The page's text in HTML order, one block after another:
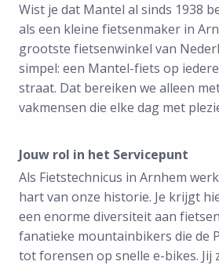
Wist je dat Mantel al sinds 1938
als een kleine fietsenmaker in
grootste fietsenwinkel van
simpel: een Mantel-fiets op
straat. Dat bereiken we alleen
vakmensen die elke dag met
Jouw rol in het Servicepunt
Als Fietstechnicus in Arnhem
hart van onze historie. Je krijgt
een enorme diversiteit aan
fanatieke mountainbikers die de
tot forensen op snelle e-bikes.